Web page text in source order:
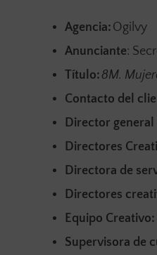
Agencia: Ogilvy
Anunciante:
Título: 8M.
Contacto del
Director
Directores
Directora de
Directores
Equipo Creativo:
Supervisora de